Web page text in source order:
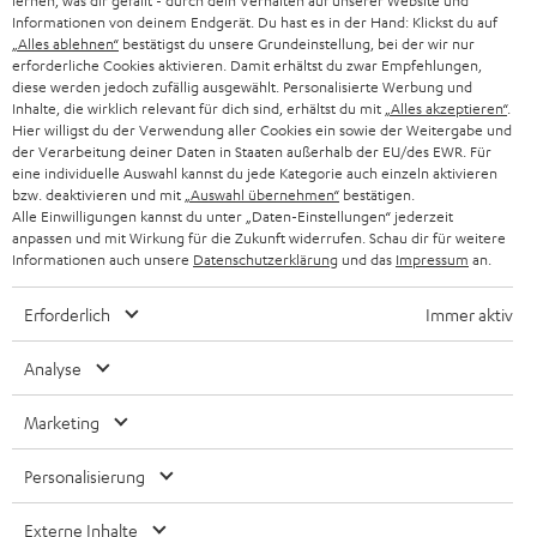
a
b
ö
n
e
n
Ratgeber
Wissen
Inside
Entertainment
Shop
Im neuen Tab öffnen
Kontakt
Newsletter
Netiquette
Daten-Einstellungen
Impressum
English
Français
Nederlands
Polski
Español
Italiano
Informationen von deinem Endgerät. Du hast es in der Hand: Klickst du auf
„Alles ablehnen“ bestätigst du unsere Grundeinstellung, bei der wir nur
erforderliche Cookies aktivieren. Damit erhältst du zwar Empfehlungen,
diese werden jedoch zufällig ausgewählt. Personalisierte Werbung und
Inhalte, die wirklich relevant für dich sind, erhältst du mit „Alles akzeptieren“.
Hier willigst du der Verwendung aller Cookies ein sowie der Weitergabe und
der Verarbeitung deiner Daten in Staaten außerhalb der EU/des EWR. Für
eine individuelle Auswahl kannst du jede Kategorie auch einzeln aktivieren
bzw. deaktivieren und mit „Auswahl übernehmen“ bestätigen.
Alle Einwilligungen kannst du unter „Daten-Einstellungen“ jederzeit
anpassen und mit Wirkung für die Zukunft widerrufen. Schau dir für weitere
Informationen auch unsere Datenschutzerklärung und das Impressum an.
Erforderlich Immer aktiv
Analyse
Marketing
Personalisierung
Externe Inhalte